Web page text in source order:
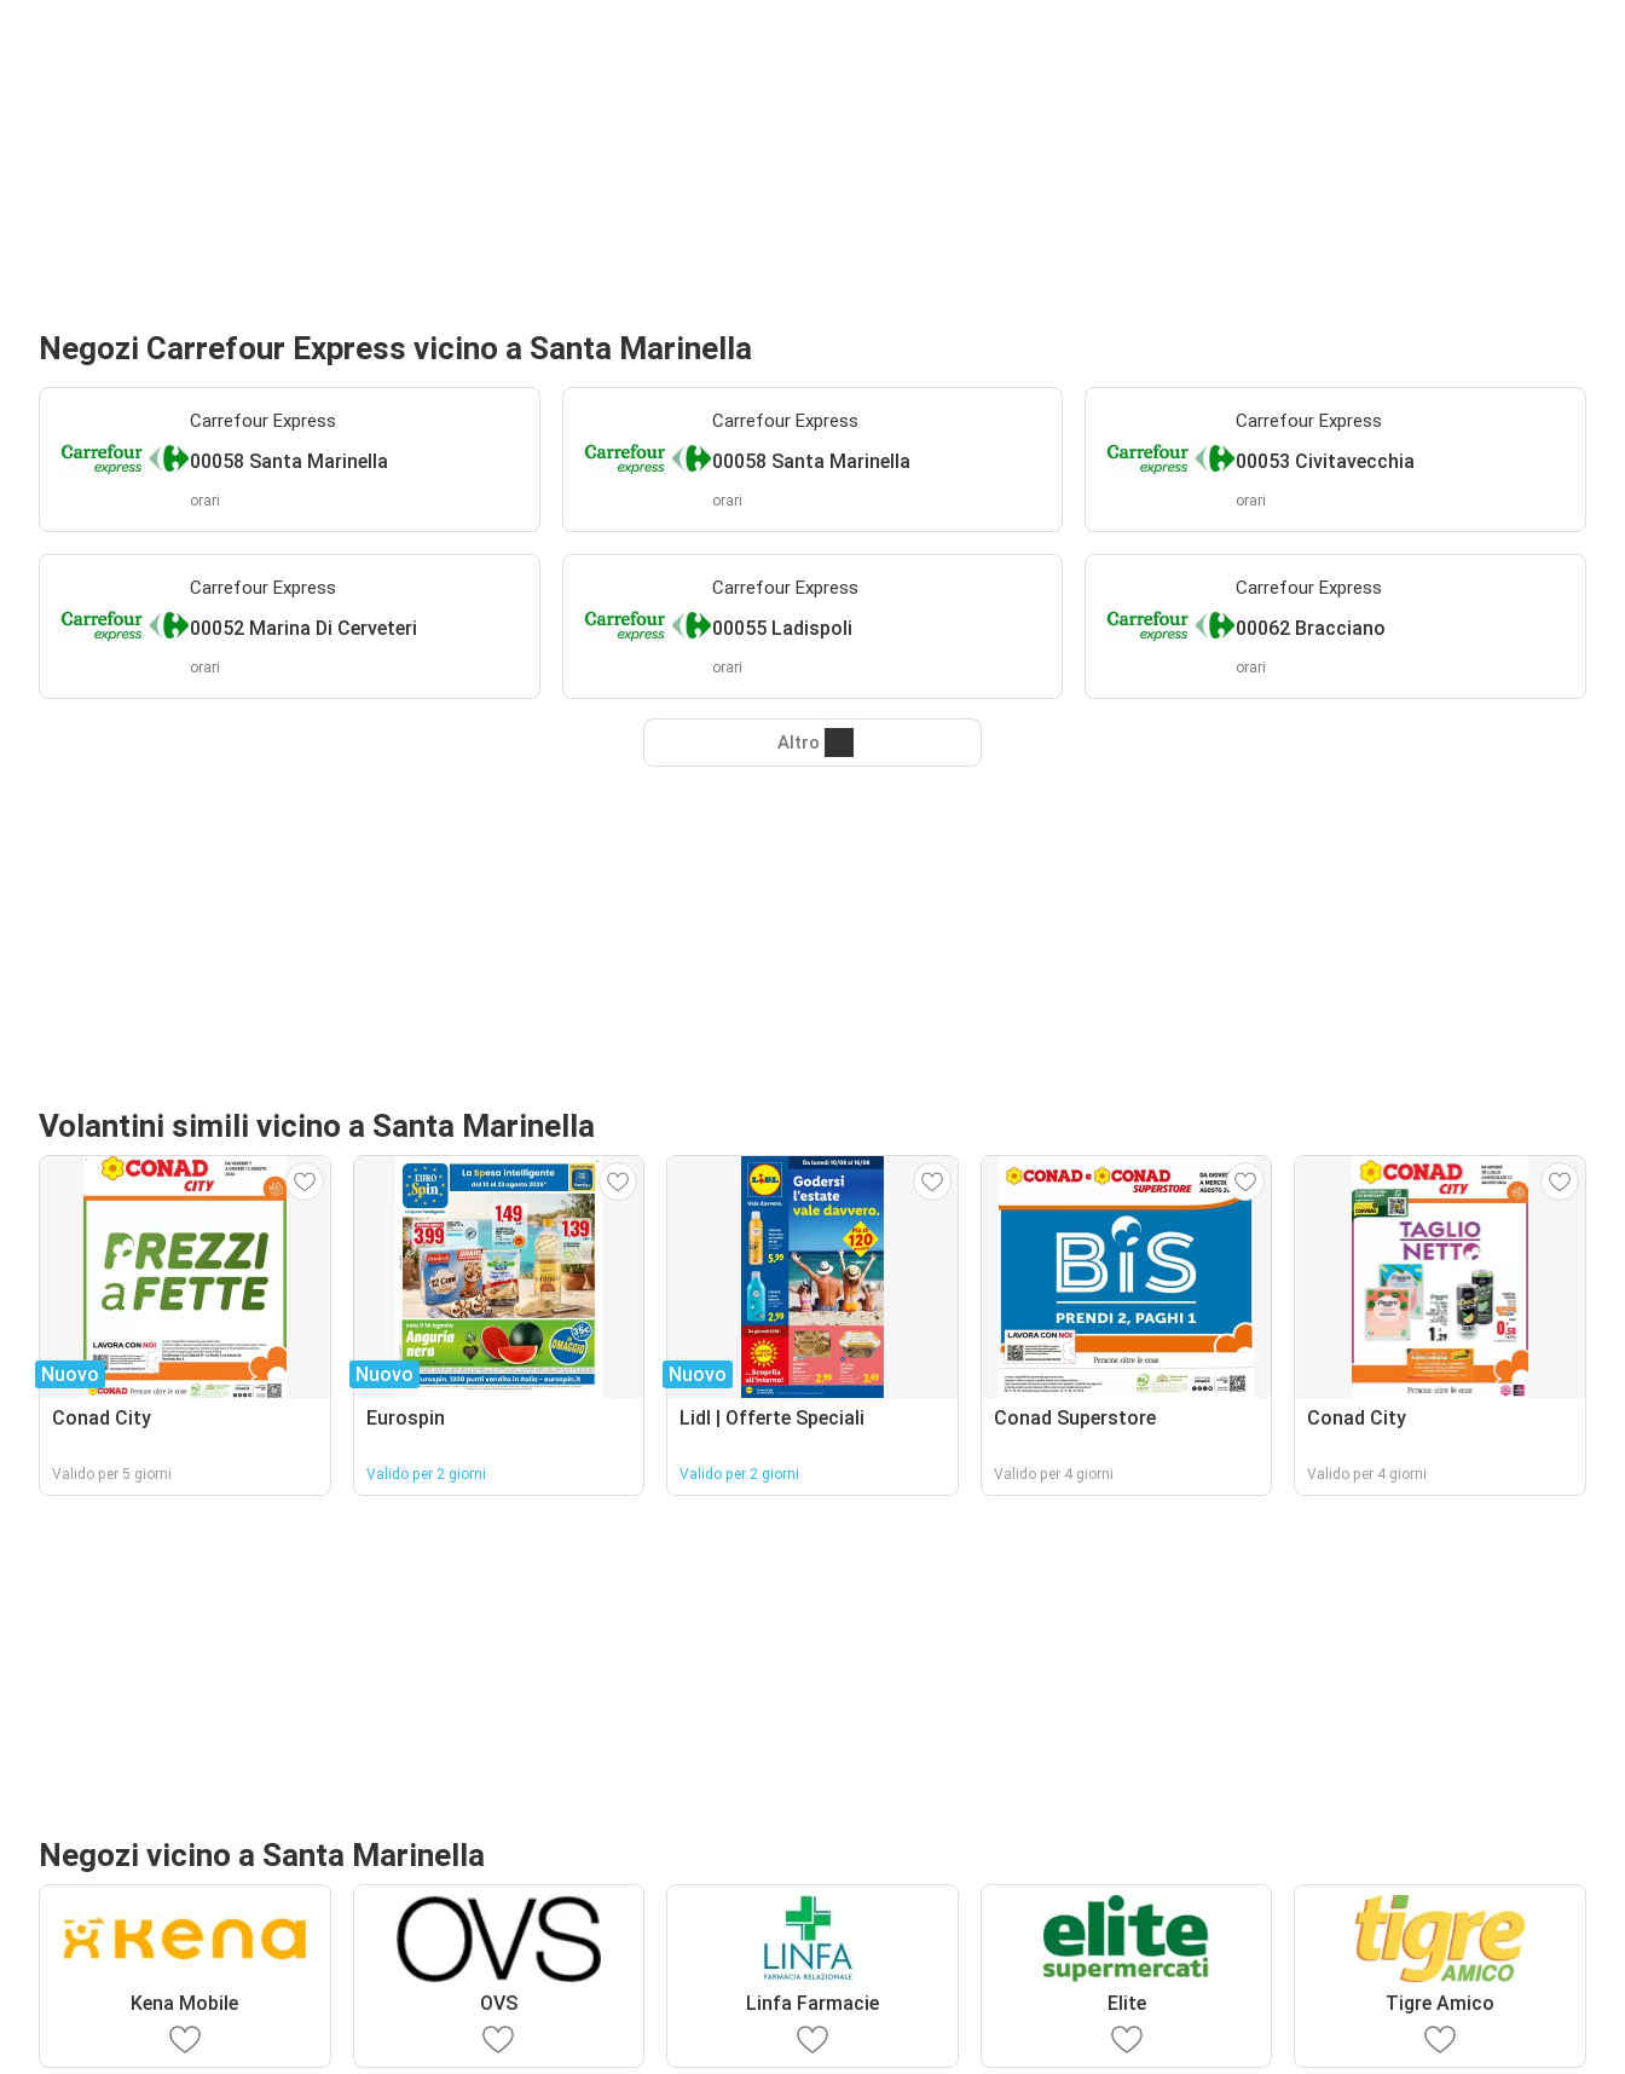
Negozi Carrefour Express vicino a Santa Marinella
Carrefour Express
00058 Santa Marinella
orari
Carrefour Express
00058 Santa Marinella
orari
Carrefour Express
00053 Civitavecchia
orari
Carrefour Express
00052 Marina Di Cerveteri
orari
Carrefour Express
00055 Ladispoli
orari
Carrefour Express
00062 Bracciano
orari
Altro
Volantini simili vicino a Santa Marinella
Nuovo
Conad City
Valido per 5 giorni
Nuovo
Eurospin
Valido per 2 giorni
Nuovo
Lidl | Offerte Speciali
Valido per 2 giorni
Conad Superstore
Valido per 4 giorni
Conad City
Valido per 4 giorni
Negozi vicino a Santa Marinella
Kena Mobile OVS Linfa Farmacie Elite Tigre Amico